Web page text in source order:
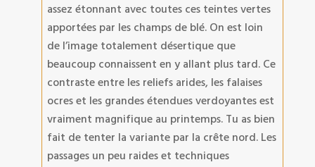
assez étonnant avec toutes ces teintes vertes
apportées par les champs de blé. On est loin
de l’image totalement désertique que
beaucoup connaissent en y allant plus tard. Ce
contraste entre les reliefs arides, les falaises
ocres et les grandes étendues verdoyantes est
vraiment magnifique au printemps. Tu as bien
fait de tenter la variante par la crête nord. Les
passages un peu raides et techniques